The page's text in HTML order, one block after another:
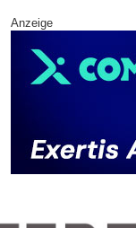
Anzeige